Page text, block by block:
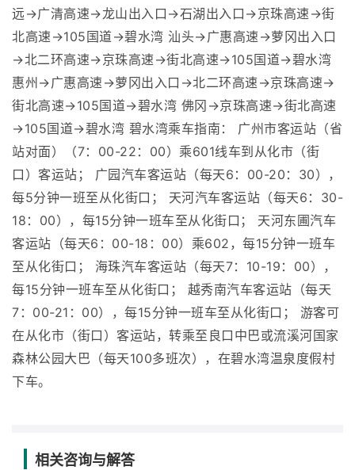
远→广清高速→龙山出入口→石湖出入口→京珠高速→街
北高速→105国道→碧水湾 汕头→广惠高速→萝冈出入口
→北二环高速→京珠高速→街北高速→105国道→碧水湾
惠州→广惠高速→萝冈出入口→北二环高速→京珠高速→
街北高速→105国道→碧水湾 佛冈→京珠高速→街北高速
→105国道→碧水湾 碧水湾乘车指南： 广州市客运站（省
站对面）（7：00-22：00）乘601线车到从化市（街
口）客运站； 广园汽车客运站（每天6：00-20：30），
每5分钟一班至从化街口； 天河汽车客运站（每天6：30-
18：00），每15分钟一班车至从化街口； 天河东圃汽车
客运站（每天6：00-18：00）乘602，每15分钟一班车
至从化街口； 海珠汽车客运站（每天7：10-19：00），
每15分钟一班车至从化街口； 越秀南汽车客运站（每天
7：00-21：00），每15分钟一班车至从化街口； 游客可
在从化市（街口）客运站，转乘至良口中巴或流溪河国家
森林公园大巴（每天100多班次），在碧水湾温泉度假村
下车。
相关咨询与解答